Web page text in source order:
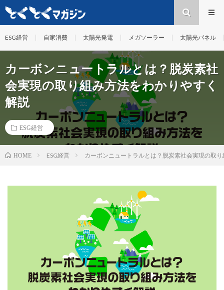
ESG経営 自家消費 太陽光発電 メガソーラー 太陽光パネル
カーボンニュートラルとは？脱炭素社
会実現の取り組み方法をわかりやすく
解説
ESG経営
HOME ESG経営 カーボンニュートラルとは？脱炭素社会実現の取